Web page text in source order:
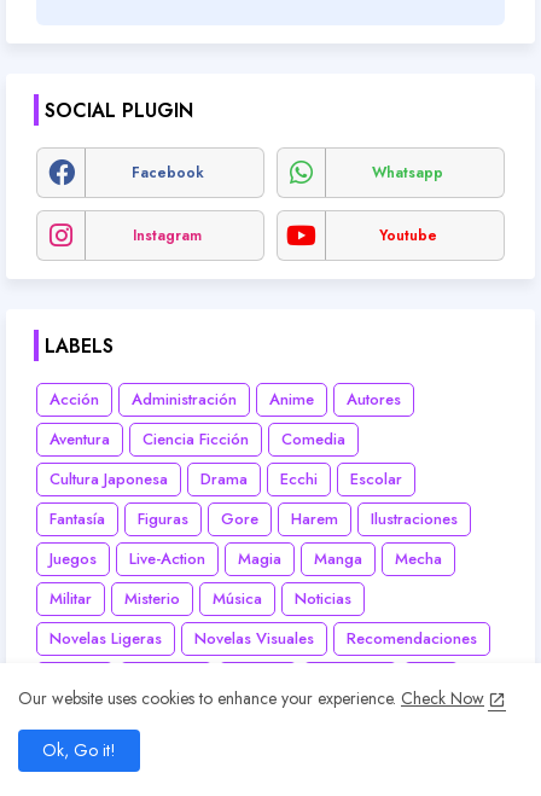
SOCIAL PLUGIN
Facebook Whatsapp
Instagram Youtube
LABELS
Acción Administración Anime
Autores
Aventura
Ciencia Ficción
Comedia
Cultura Japonesa
Drama Ecchi
Escolar
Fantasía
Figuras Gore Harem
Ilustraciones
Juegos
Live-Action Magia Manga
Mecha
Militar
Misterio Música
Noticias
Novelas Ligeras
Novelas Visuales
Recomendaciones
Our website uses cookies to enhance your experience. Check Now
Ok, Go it!
home